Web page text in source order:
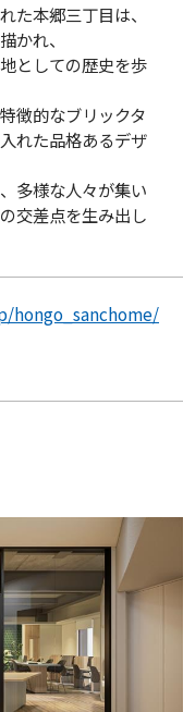
た本郷三丁目は、
かれ、
としての歴史を歩
徴的なブリックタ
れた品格あるデザ
多様な人々が集い
交差点を生み出し
hongo_sanchome/